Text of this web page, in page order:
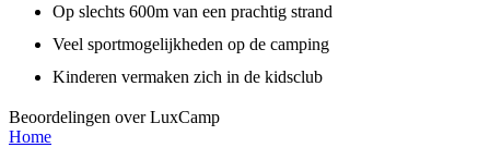
Op slechts 600m van een prachtig strand
Veel sportmogelijkheden op de camping
Kinderen vermaken zich in de kidsclub
Beoordelingen over LuxCamp
Home